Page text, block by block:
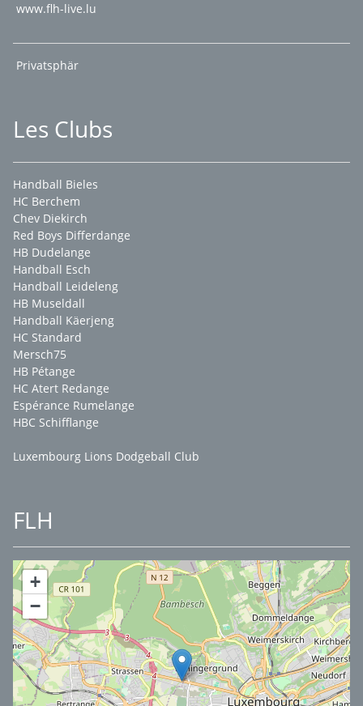
www.flh-live.lu
Privatsphär
Les Clubs
Handball Bieles
HC Berchem
Chev Diekirch
Red Boys Differdange
HB Dudelange
Handball Esch
Handball Leideleng
HB Museldall
Handball Käerjeng
HC Standard
Mersch75
HB Pétange
HC Atert Redange
Espérance Rumelange
HBC Schifflange
Luxembourg Lions Dodgeball Club
FLH
+
−